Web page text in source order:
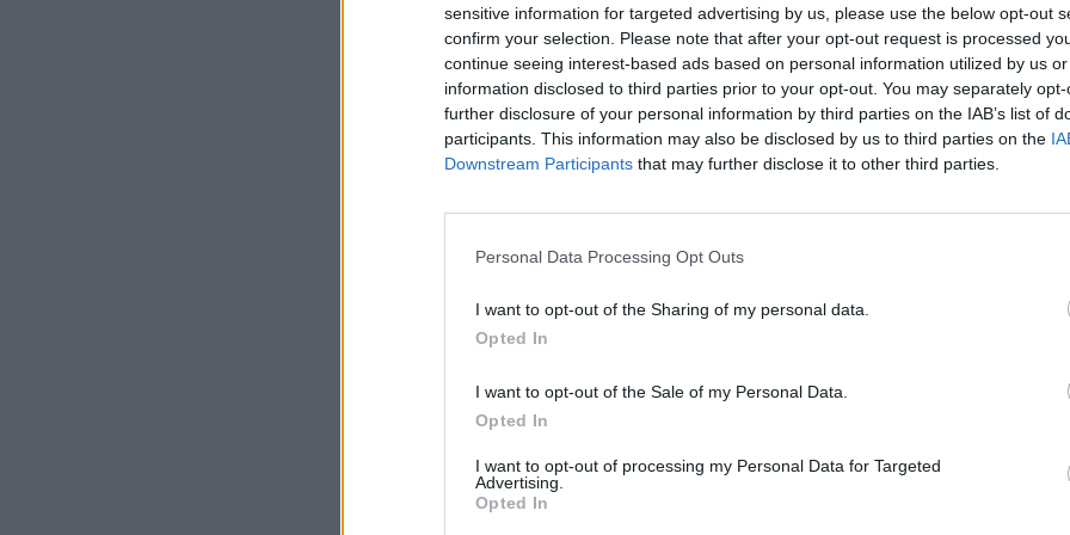
sensitive information for targeted advertising by us, please use the below opt-out
confirm your selection. Please note that after your opt-out request is processed
continue seeing interest-based ads based on personal information utilized by us
information disclosed to third parties prior to your opt-out. You may separately
further disclosure of your personal information by third parties on the IAB’s list of
participants. This information may also be disclosed by us to third parties on the
Downstream Participants that may further disclose it to other third parties.
Personal Data Processing Opt Outs
I want to opt-out of the Sharing of my personal data.
Opted In
I want to opt-out of the Sale of my Personal Data.
Opted In
I want to opt-out of processing my Personal Data for Targeted
Advertising.
Opted In